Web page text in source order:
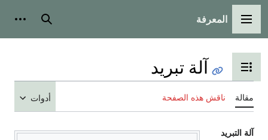
القائمة الرئيسية
المعرفة بحث
تبديل عرض جدول المحتويات
آلة تبريد
مقالة ناقش هذه الصفحة أدوات
آلة التبريد